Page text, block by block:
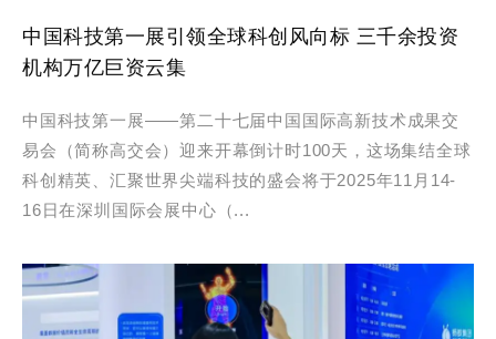
中国科技第一展引领全球科创风向标 三千余投资
机构万亿巨资云集
中国科技第一展——第二十七届中国国际高新技术成果交
易会（简称高交会）迎来开幕倒计时100天，这场集结全球
科创精英、汇聚世界尖端科技的盛会将于2025年11月14-
16日在深圳国际会展中心（...